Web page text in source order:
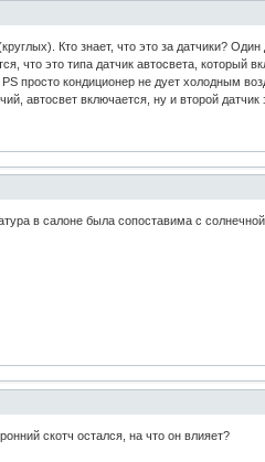
Кто знает, что это за датчики? Один
что это типа датчик автосвета, который
просто кондиционер не дует холодным
автосвет включается, ну и второй датчик
в салоне была сопоставима с
скотч остался, на что он влияет?